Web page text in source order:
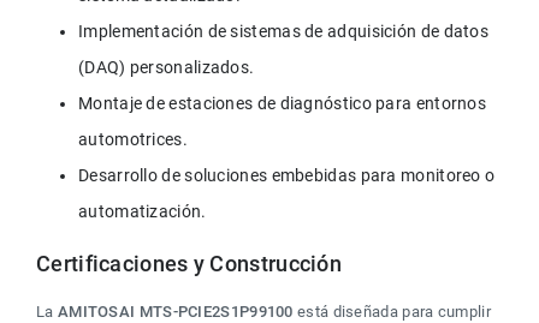
Implementación de sistemas de adquisición de datos
(DAQ) personalizados.
Montaje de estaciones de diagnóstico para entornos
automotrices.
Desarrollo de soluciones embebidas para monitoreo o
automatización.
Certificaciones y Construcción
La AMITOSAI MTS-PCIE2S1P99100 está diseñada para cumplir